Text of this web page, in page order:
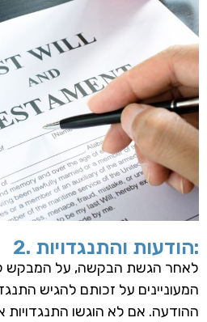
2. הודעות והתנגדויות:
לאחר הגשת הבקשה, על המבקש
ההודעה. אם לא הוגשו התנגדויות